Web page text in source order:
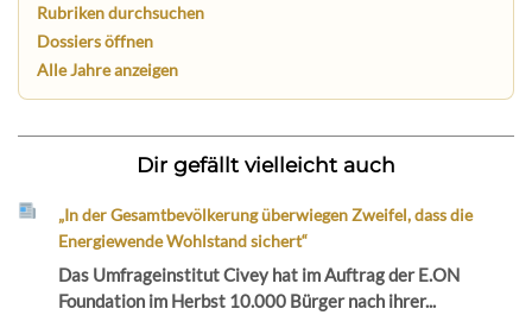
Rubriken durchsuchen
Dossiers öffnen
Alle Jahre anzeigen
Dir gefällt vielleicht auch
„In der Gesamtbevölkerung überwiegen Zweifel, dass die
Energiewende Wohlstand sichert“
Das Umfrageinstitut Civey hat im Auftrag der E.ON
Foundation im Herbst 10.000 Bürger nach ihrer...